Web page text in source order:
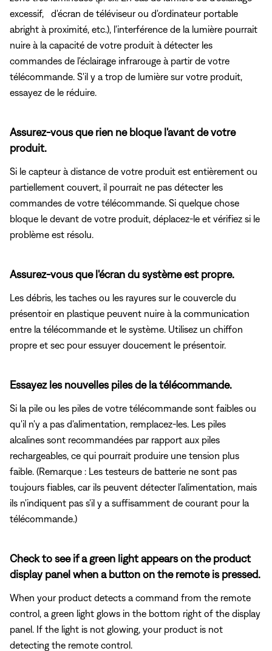
excessif, d'écran de téléviseur ou d'ordinateur portable
abright à proximité, etc.), l'interférence de la lumière pourrait
nuire à la capacité de votre produit à détecter les
commandes de l'éclairage infrarouge à partir de votre
télécommande. S'il y a trop de lumière sur votre produit,
essayez de le réduire.
Assurez-vous que rien ne bloque l'avant de votre
produit.
Si le capteur à distance de votre produit est entièrement ou
partiellement couvert, il pourrait ne pas détecter les
commandes de votre télécommande. Si quelque chose
bloque le devant de votre produit, déplacez-le et vérifiez si le
problème est résolu.
Assurez-vous que l'écran du système est propre.
Les débris, les taches ou les rayures sur le couvercle du
présentoir en plastique peuvent nuire à la communication
entre la télécommande et le système. Utilisez un chiffon
propre et sec pour essuyer doucement le présentoir.
Essayez les nouvelles piles de la télécommande.
Si la pile ou les piles de votre télécommande sont faibles ou
qu'il n'y a pas d'alimentation, remplacez-les. Les piles
alcalines sont recommandées par rapport aux piles
rechargeables, ce qui pourrait produire une tension plus
faible. (Remarque : Les testeurs de batterie ne sont pas
toujours fiables, car ils peuvent détecter l'alimentation, mais
ils n'indiquent pas s'il y a suffisamment de courant pour la
télécommande.)
Check to see if a green light appears on the product
display panel when a button on the remote is pressed.
When your product detects a command from the remote
control, a green light glows in the bottom right of the display
panel. If the light is not glowing, your product is not
detecting the remote control.